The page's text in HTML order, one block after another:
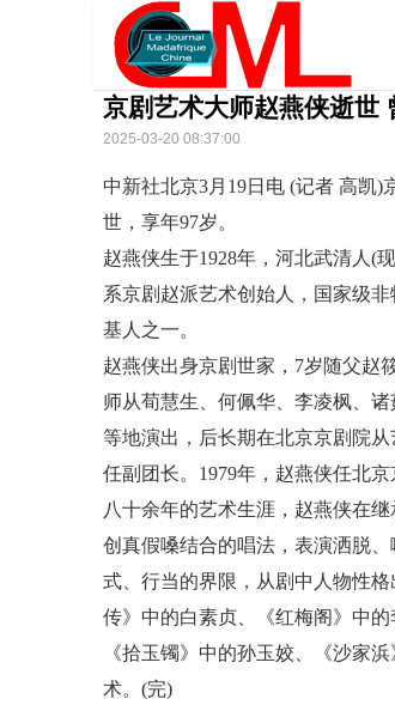
京剧艺术大师赵燕侠逝世
2025-03-20 08:37:00
中新社北京3月19日电 (记者 高凯)
世，享年97岁。
赵燕侠生于1928年，河北武清人(
系京剧赵派艺术创始人，国家级
基人之一。
赵燕侠出身京剧世家，7岁随父赵
师从荀慧生、何佩华、李凌枫、
等地演出，后长期在北京京剧院
任副团长。1979年，赵燕侠任北京
八十余年的艺术生涯，赵燕侠在
创真假嗓结合的唱法，表演洒脱
式、行当的界限，从剧中人物性
传》中的白素贞、《红梅阁》中
《拾玉镯》中的孙玉姣、《沙家
术。(完)